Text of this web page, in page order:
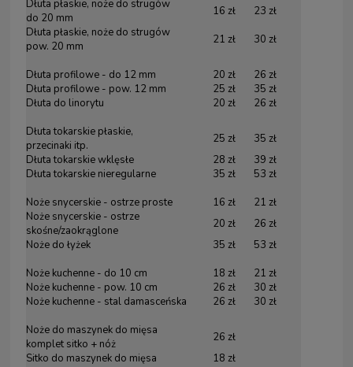
Dłuta płaskie, noże do strugów
do 20 mm
16 zł
23 zł
Dłuta płaskie, noże do strugów
pow. 20 mm
21 zł 30 zł
Dłuta profilowe - do 12 mm 20 zł
26 zł
Dłuta profilowe - pow. 12 mm
25 zł
35 zł
Dłuta do linorytu
20 zł
26 zł
Dłuta tokarskie płaskie,
przecinaki itp.
25 zł
35 zł
Dłuta tokarskie wklęsłe
28 zł
39 zł
Dłuta tokarskie nieregularne
35 zł
53 zł
Noże snycerskie - ostrze proste
16 zł
21 zł
Noże snycerskie - ostrze
skośne/zaokrąglone
20 zł
26 zł
Noże do łyżek
35 zł
53 zł
Noże kuchenne - do 10 cm
18 zł
21 zł
Noże kuchenne - pow. 10 cm
26 zł
30 zł
Noże kuchenne - stal damasceńska
26 zł
30 zł
Noże do maszynek do mięsa
komplet sitko + nóż
26 zł
Sitko do maszynek do mięsa
18 zł